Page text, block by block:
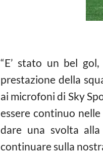
“E’ stato un bel
prestazione della
ai microfoni di Sky
essere continuo
dare una svolta
continuare sulla